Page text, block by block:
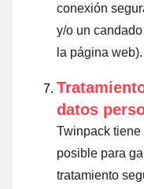
conexión
y/o un
la página web).
datos
Twinpack
posible para
tratamiento